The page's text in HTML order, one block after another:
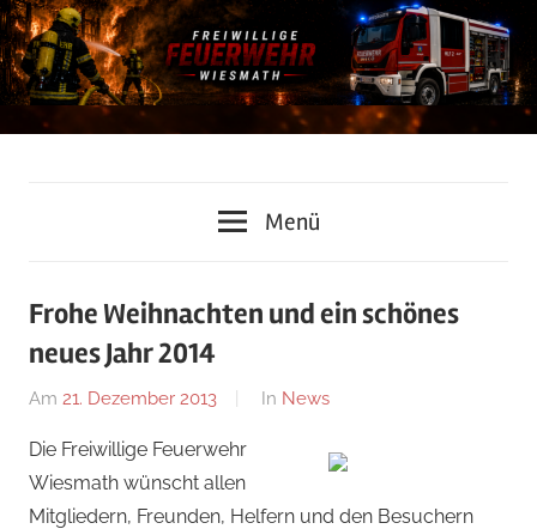
Zum
Inhalt
springen
Feuerwehr
Wiesmath
Menü
Frohe Weihnachten und ein schönes
neues Jahr 2014
Am 21. Dezember 2013
Von
In News
Die Freiwillige Feuerwehr
Wiesmath wünscht allen
Mitgliedern, Freunden, Helfern und den Besuchern